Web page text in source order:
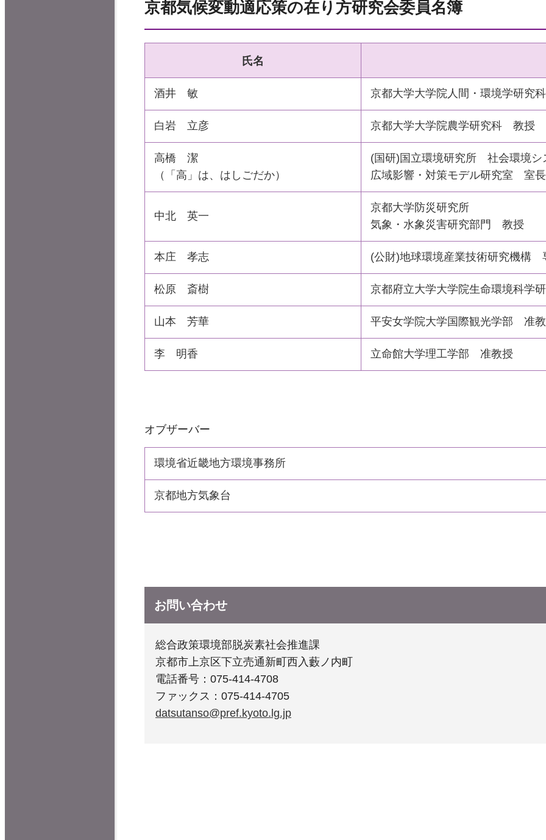
京都気候変動適応策の在り方研究会委員名簿
氏名
酒井 敏 京都大学大学院人間・環境学研究
白岩 立彦 京都大学大学院農学研究科 教授
高橋 潔
（「高」は、はしごだか）
(国研)国立環境研究所 社会環境シ
広域影響・対策モデル研究室 室長
中北 英一
京都大学防災研究所
気象・水象災害研究部門 教授
本庄 孝志 (公財)地球環境産業技術研究機構
松原 斎樹 京都府立大学大学院生命環境科学
山本 芳華 平安女学院大学国際観光学部 准
李 明香 立命館大学理工学部 准教授
オブザーバー
環境省近畿地方環境事務所
京都地方気象台
お問い合わせ
総合政策環境部脱炭素社会推進課
京都市上京区下立売通新町西入藪ノ内町
電話番号：075-414-4708
ファックス：075-414-4705
datsutanso@pref.kyoto.lg.jp